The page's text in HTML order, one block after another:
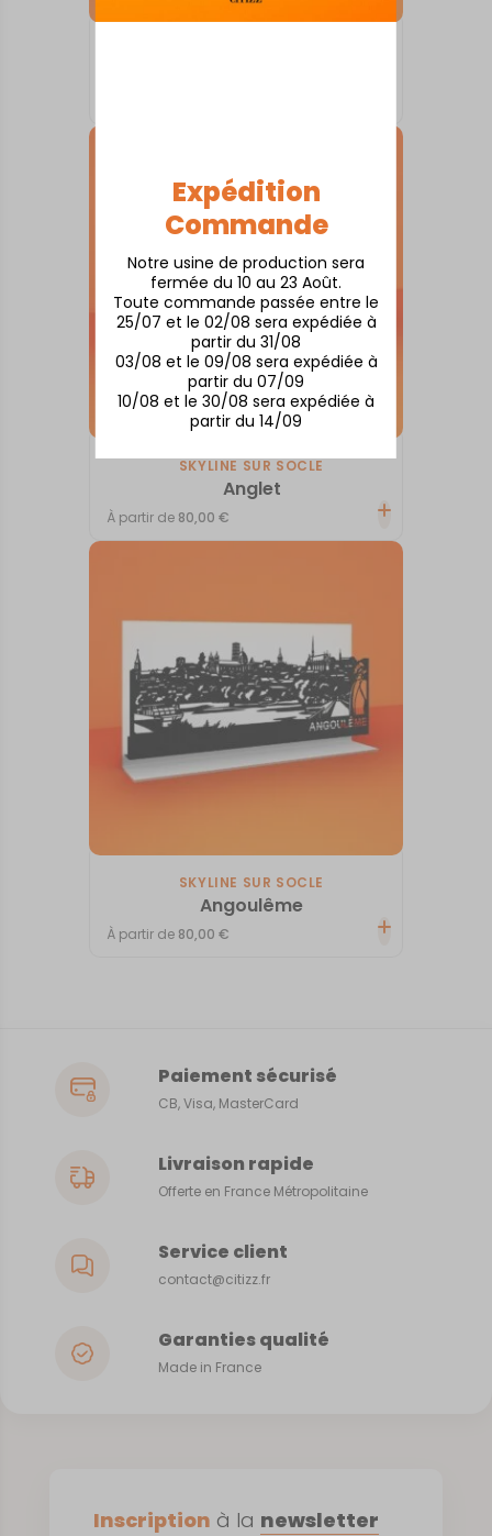
Expédition
Commande
Notre usine de production sera
fermée du 10 au 23 Août.
Toute commande passée entre le
25/07 et le 02/08 sera expédiée à
partir du 31/08
03/08 et le 09/08 sera expédiée à
partir du 07/09
10/08 et le 30/08 sera expédiée à
partir du 14/09
SKYLINE SUR SOCLE
Anglet
À partir de 80,00€
SKYLINE SUR SOCLE
Angoulême
À partir de 80,00€
Paiement sécurisé
CB, Visa, MasterCard
Livraison rapide
Offerte en France Métropolitaine
Service client
contact@citizz.fr
Garanties qualité
Made in France
Inscription à la newsletter